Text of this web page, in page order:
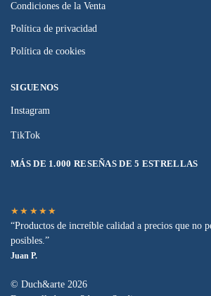
Condiciones de la Venta
Política de privacidad
Política de cookies
SIGUENOS
Instagram
TikTok
MÁS DE 1.000 RESEÑAS DE 5 ESTRELLAS
★★★★★
“Productos de increíble calidad a precios que no
posibles.”
Juan P.
© Duch&arte 2026